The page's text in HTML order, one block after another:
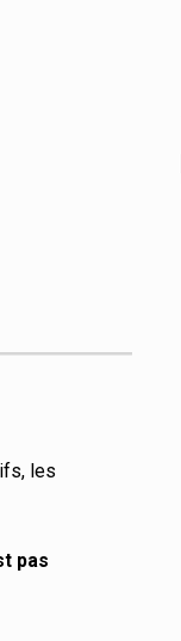
les
pas